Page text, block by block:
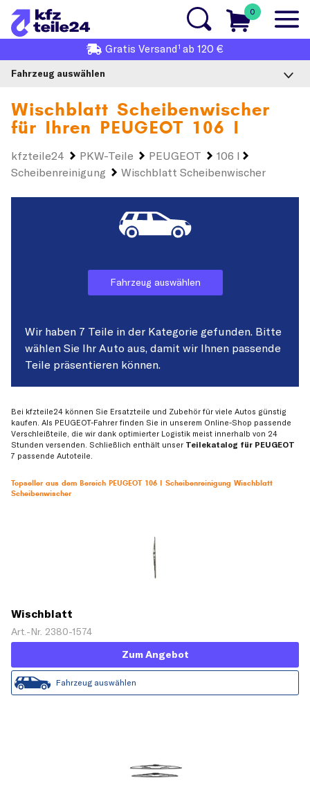
0
Gratis Versand1 ab 120 €
Fahrzeug auswählen
Wischblatt Scheibenwischer
für Ihren PEUGEOT 106 I
kfzteile24 PKW-Teile PEUGEOT
106 I
Scheibenreinigung
Wischblatt Scheibenwischer
Fahrzeug auswählen
Wir haben 7 Teile in der Kategorie gefunden. Bitte
wählen Sie Ihr Auto aus, damit wir Ihnen passende
Teile präsentieren können.
Bei kfzteile24 können Sie Ersatzteile und Zubehör für viele Autos günstig
kaufen. Als PEUGEOT-Fahrer finden Sie in unserem Online-Shop passende
Verschleißteile, die wir dank optimierter Logistik meist innerhalb von 24
Stunden versenden. Schließlich enthält unser Teilekatalog für PEUGEOT
7 passende Autoteile.
Topseller aus dem Bereich PEUGEOT 106 I Scheibenreinigung Wischblatt
Scheibenwischer
Wischblatt
Art.-Nr. 2380-1574
Zum Angebot
Fahrzeug auswählen